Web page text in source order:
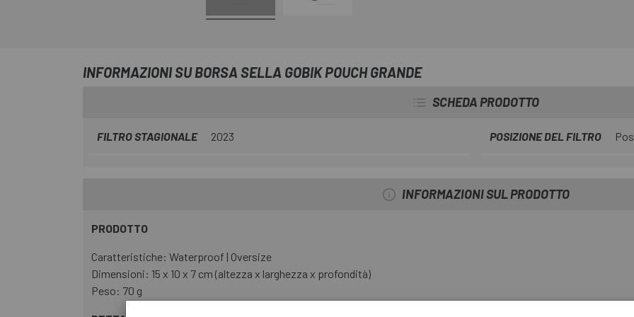
INFORMAZIONI SU BORSA SELLA GOBIK POUCH GRANDE
SCHEDA PRODOTTO
FILTRO STAGIONALE 2023 POSIZIONE DEL FILTRO
INFORMAZIONI SUL PRODOTTO
PRODOTTO
Caratteristiche: Waterproof | Oversize
Dimensioni: 15 x 10 x 7 cm (altezza x larghezza x profondità)
Peso: 70 g